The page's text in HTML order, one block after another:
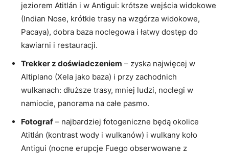
jeziorem Atitlán i w Antigui: krótsze wejścia widokowe
(Indian Nose, krótkie trasy na wzgórza widokowe,
Pacaya), dobra baza noclegowa i łatwy dostęp do
kawiarni i restauracji.
Trekker z doświadczeniem – zyska najwięcej w
Altiplano (Xela jako baza) i przy zachodnich
wulkanach: dłuższe trasy, mniej ludzi, noclegi w
namiocie, panorama na całe pasmo.
Fotograf – najbardziej fotogeniczne będą okolice
Atitlán (kontrast wody i wulkanów) i wulkany koło
Antigui (nocne erupcje Fuego obserwowane z